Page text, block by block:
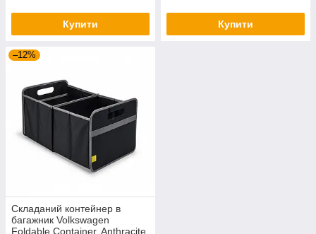
Купити Купити
–12%
Складаний контейнер в
багажник Volkswagen
Foldable Container, Anthracite,